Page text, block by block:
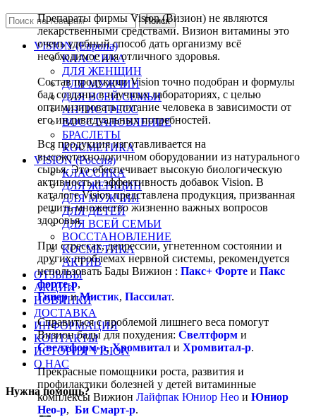
Препараты фирмы Vision (Визион) не являются
лекарственными средствами. Визион витамины это
очень удобный способ дать организму всё
необходимое для отличного здоровья.
Состав продукции Vision точно подобран и формулы
бад созданы в научных лабораториях, с целью
оптимизировать питание человека в зависимости от
его индивидуальных потребностей.
Вся продукция изготавливается на
высокотехнологичном оборудовании из натурального
сырья. Это обеспечивает высокую биологическую
активность и эффективность добавок Vision. В
каталоге Vision представлена продукция, призванная
решить множество жизненно важных вопросов
здоровья.
При стрессах, депрессии, угнетенном состоянии и
других проблемах нервной системы, рекомендуется
использовать Бады Вижион : Пакс+ Форте и Пакс
форте-р,
ГипериМистик, Пассилат.
Справиться с проблемой лишнего веса помогут
Визион бады для похудения: Свелтформ и
Свелтформ-р,Хромвитал и Хромвитал-р.
Прекрасные помощники роста, развития и
профилактики болезней у детей витаминные
комплексы Вижион Лайфпак Юниор Нео и Юниор
Нео-р, Би Смарт-р.
Поиск
VISION (Европа)
КЛАССИКА
ДЛЯ ЖЕНЩИН
ДЛЯ МУЖЧИН
ДЛЯ ВСЕЙ СЕМЬИ
АНТИСТРЕСС
ВОССТАНОВЛЕНИЕ
БРАСЛЕТЫ
КОСМЕТИКА
VISION (Россия)
КЛАССИКА
ДЛЯ ЖЕНЩИН
ДЛЯ МУЖЧИН
ДЛЯ ДЕТЕЙ
ДЛЯ ВСЕЙ СЕМЬИ
ВОССТАНОВЛЕНИЕ
КОСМЕТИКА
АКТИВ
ОТЗЫВЫ
АКЦИИ
НОВИНКИ
ДОСТАВКА
ИНФОРМАЦИЯ
КОНТАКТЫ
ИСТОРИЯ VISION
О НАС
Нужна помощь?